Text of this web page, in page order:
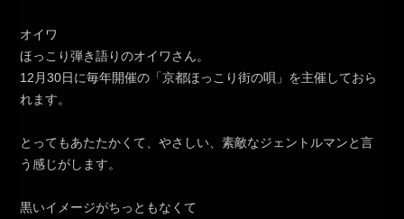
オイワ
ほっこり弾き語りのオイワさん。
12月30日に毎年開催の「京都ほっこり街の唄」を主催しておら
れます。
とってもあたたかくて、やさしい、素敵なジェントルマンと言
う感じがします。
黒いイメージがちっともなくて